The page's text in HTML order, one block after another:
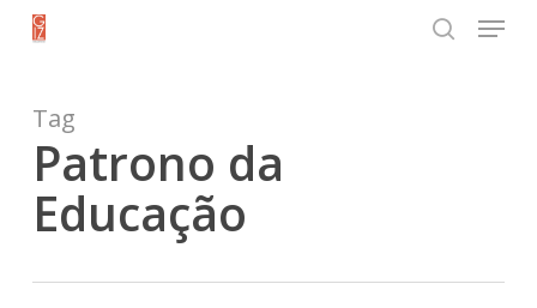
Skip
content
Menu
Tag
Patrono da
Educação